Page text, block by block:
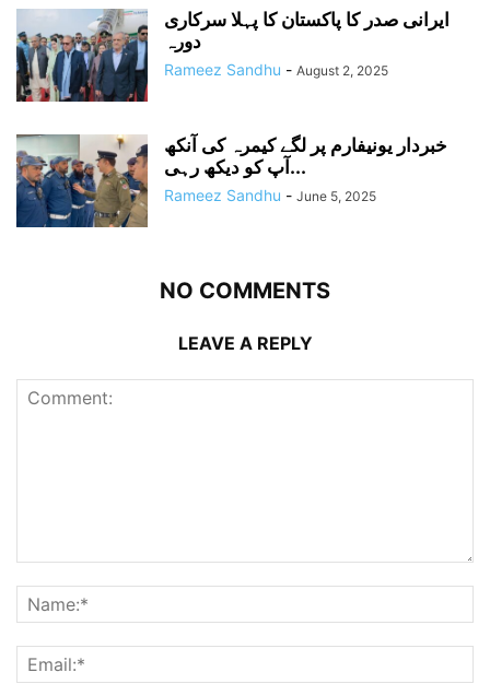
ایرانی صدر کا پاکستان کا پہلا سرکاری
دورہ
Rameez Sandhu - August 2, 2025
خبردار یونیفارم پر لگے کیمرہ کی آنکھ
آپ کو دیکھ رہی...
Rameez Sandhu - June 5, 2025
NO COMMENTS
LEAVE A REPLY